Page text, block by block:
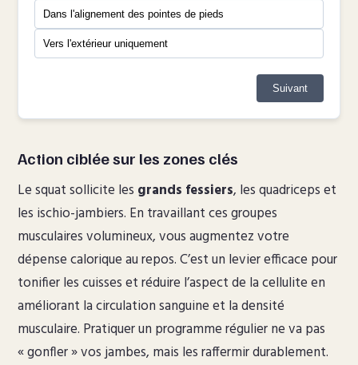
Dans l'alignement des pointes de pieds
Vers l'extérieur uniquement
Suivant
Action ciblée sur les zones clés
Le squat sollicite les grands fessiers, les quadriceps et
les ischio-jambiers. En travaillant ces groupes
musculaires volumineux, vous augmentez votre
dépense calorique au repos. C’est un levier efficace pour
tonifier les cuisses et réduire l’aspect de la cellulite en
améliorant la circulation sanguine et la densité
musculaire. Pratiquer un programme régulier ne va pas
« gonfler » vos jambes, mais les raffermir durablement.